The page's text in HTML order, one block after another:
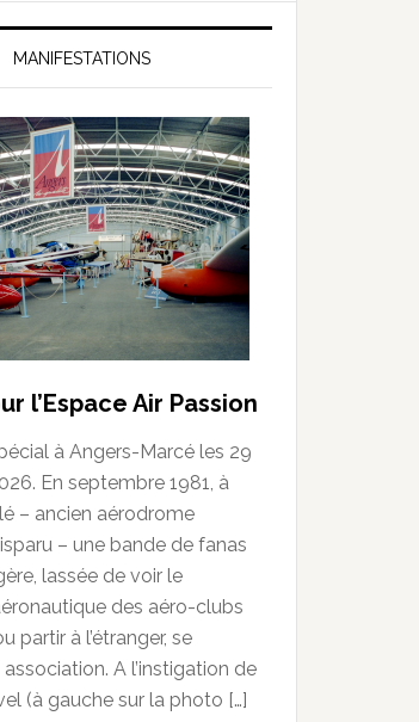
MANIFESTATIONS
l’Espace Air Passion
à Angers-Marcé les 29
En septembre 1981, à
– ancien aérodrome
– une bande de fanas
lassée de voir le
des aéro-clubs
partir à l’étranger, se
A l’instigation de
(à gauche sur la photo […]